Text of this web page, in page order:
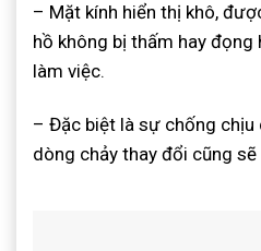
– Mặt kính hiển thị khô,
hồ không bị thấm hay
làm việc.
– Đặc biệt là sự chống chịu
dòng chảy thay đổi cũng